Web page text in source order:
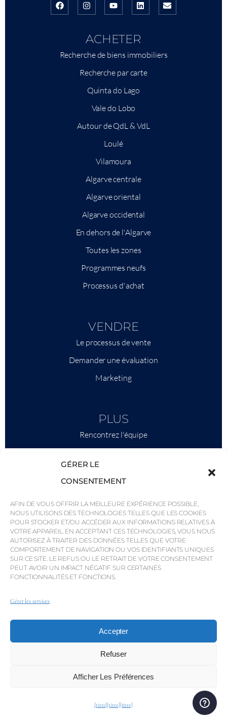
GÉRER LE
CONSENTEMENT
AFIN DE VOUS OFFRIR LA MEILLEURE EXPÉRIENCE POSSIBLE,
NOUS UTILISONS DES TECHNOLOGIES TELLES QUE LES COOKIES
POUR STOCKER ET/OU ACCÉDER AUX INFORMATIONS RELATIVES À
VOTRE APPAREIL. EN ACCEPTANT CES TECHNOLOGIES, VOUS NOUS
AUTORISEZ À TRAITER DES DONNÉES TELLES QUE VOTRE
COMPORTEMENT DE NAVIGATION OU VOS IDENTIFIANTS UNIQUES
SUR CE SITE. LE REFUS OU LE RETRAIT DE VOTRE CONSENTEMENT
PEUT AVOIR UN IMPACT NÉGATIF SUR CERTAINES
FONCTIONNALITÉS ET FONCTIONS.
Gérer les services
Accepter
Refuser
Afficher Les Préférences
{titre}{titre}{titre}
ACHETER
Recherche de biens immobiliers
Recherche par carte
Quinta do Lago
Vale do Lobo
Autour de QdL & VdL
Loulé
Vilamoura
Algarve centrale
Algarve oriental
Algarve occidental
En dehors de l'Algarve
Toutes les zones
Programmes neufs
Processus d'achat
VENDRE
Le processus de vente
Demander une évaluation
Marketing
PLUS
Rencontrez l'équipe
Pourquoi QP Savills ?
Actualités et événements
Cartes de la région
Communauté
Carrières
Tous droits réservés 2026.
Politique de confidentialitéMentions légales
Conditions généralesCanal de dénonciation
© QP Savills – Mills & Mills Lda. Tous droits réservés. Licence